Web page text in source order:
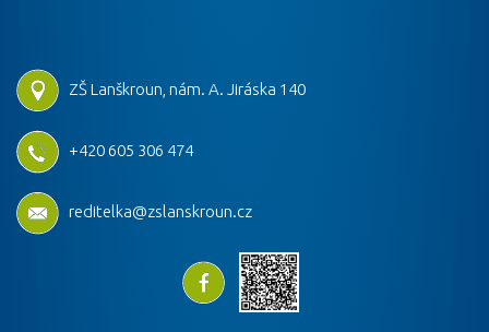
ZŠ Lanškroun, nám. A. Jiráska 140
+420 605 306 474
reditelka@zslanskroun.cz